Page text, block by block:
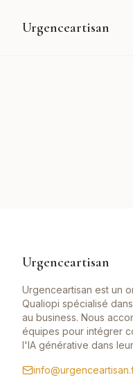
Urgenceartisan
Urgenceartisan
Urgenceartisan est un
Qualiopi spécialisé
au business. Nous
équipes pour intégrer
l'IA générative dans